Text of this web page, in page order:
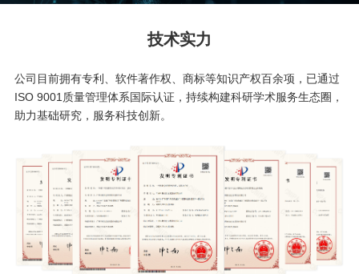
技术实力
公司目前拥有专利、软件著作权、商标等知识产权百余项，已通过
ISO 9001质量管理体系国际认证，持续构建科研学术服务生态圈，
助力基础研究，服务科技创新。